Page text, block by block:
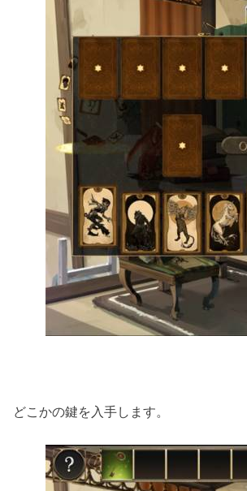
どこかの鍵を入手します。